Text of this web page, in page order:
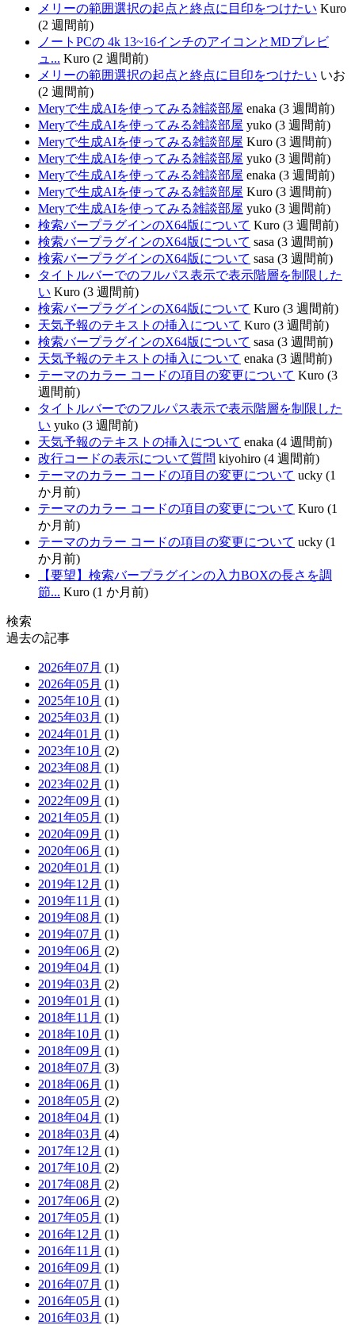
メリーの範囲選択の起点と終点に目印をつけたい Kuro
(2 週間前)
ノートPCの 4k 13~16インチのアイコンとMDプレビ
ュ... Kuro (2 週間前)
メリーの範囲選択の起点と終点に目印をつけたい いお
(2 週間前)
Meryで生成AIを使ってみる雑談部屋 enaka (3 週間前)
Meryで生成AIを使ってみる雑談部屋 yuko (3 週間前)
Meryで生成AIを使ってみる雑談部屋 Kuro (3 週間前)
Meryで生成AIを使ってみる雑談部屋 yuko (3 週間前)
Meryで生成AIを使ってみる雑談部屋 enaka (3 週間前)
Meryで生成AIを使ってみる雑談部屋 Kuro (3 週間前)
Meryで生成AIを使ってみる雑談部屋 yuko (3 週間前)
検索バープラグインのX64版について Kuro (3 週間前)
検索バープラグインのX64版について sasa (3 週間前)
検索バープラグインのX64版について sasa (3 週間前)
タイトルバーでのフルパス表示で表示階層を制限した
い Kuro (3 週間前)
検索バープラグインのX64版について Kuro (3 週間前)
天気予報のテキストの挿入について Kuro (3 週間前)
検索バープラグインのX64版について sasa (3 週間前)
天気予報のテキストの挿入について enaka (3 週間前)
テーマのカラー コードの項目の変更について Kuro (3
週間前)
タイトルバーでのフルパス表示で表示階層を制限した
い yuko (3 週間前)
天気予報のテキストの挿入について enaka (4 週間前)
改行コードの表示について質問 kiyohiro (4 週間前)
テーマのカラー コードの項目の変更について ucky (1
か月前)
テーマのカラー コードの項目の変更について Kuro (1
か月前)
テーマのカラー コードの項目の変更について ucky (1
か月前)
【要望】検索バープラグインの入力BOXの長さを調
節... Kuro (1 か月前)
検索
過去の記事
2026年07月 (1)
2026年05月 (1)
2025年10月 (1)
2025年03月 (1)
2024年01月 (1)
2023年10月 (2)
2023年08月 (1)
2023年02月 (1)
2022年09月 (1)
2021年05月 (1)
2020年09月 (1)
2020年06月 (1)
2020年01月 (1)
2019年12月 (1)
2019年11月 (1)
2019年08月 (1)
2019年07月 (1)
2019年06月 (2)
2019年04月 (1)
2019年03月 (2)
2019年01月 (1)
2018年11月 (1)
2018年10月 (1)
2018年09月 (1)
2018年07月 (3)
2018年06月 (1)
2018年05月 (2)
2018年04月 (1)
2018年03月 (4)
2017年12月 (1)
2017年10月 (2)
2017年08月 (2)
2017年06月 (2)
2017年05月 (1)
2016年12月 (1)
2016年11月 (1)
2016年09月 (1)
2016年07月 (1)
2016年05月 (1)
2016年03月 (1)